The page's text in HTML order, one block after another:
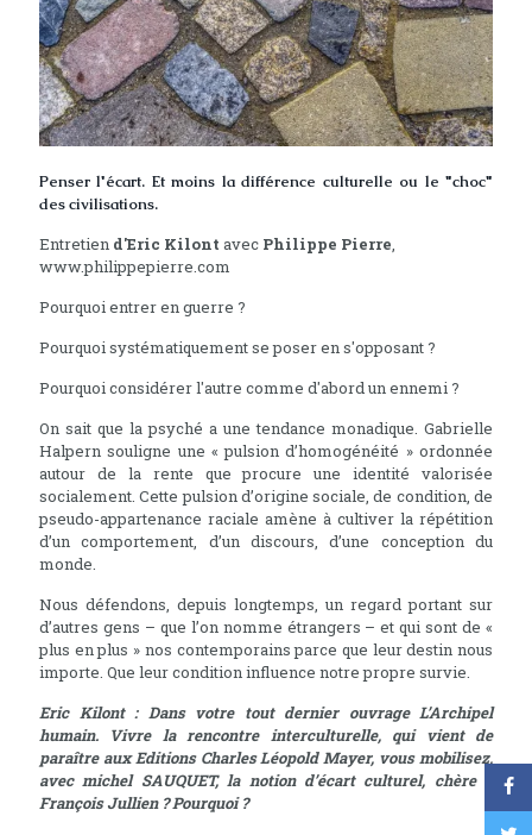
Penser l'écart. Et moins la différence culturelle ou le "choc"
des civilisations.
Entretien d'Eric Kilont avec Philippe Pierre,
www.philippepierre.com
Pourquoi entrer en guerre ?
Pourquoi systématiquement se poser en s'opposant ?
Pourquoi considérer l'autre comme d'abord un ennemi ?
On sait que la psyché a une tendance monadique. Gabrielle
Halpern souligne une « pulsion d’homogénéité » ordonnée
autour de la rente que procure une identité valorisée
socialement. Cette pulsion d’origine sociale, de condition, de
pseudo-appartenance raciale amène à cultiver la répétition
d’un comportement, d’un discours, d’une conception du
monde.
Nous défendons, depuis longtemps, un regard portant sur
d’autres gens – que l’on nomme étrangers – et qui sont de «
plus en plus » nos contemporains parce que leur destin nous
importe. Que leur condition influence notre propre survie.
Eric Kilont : Dans votre tout dernier ouvrage L’Archipel
humain. Vivre la rencontre interculturelle, qui vient de
paraître aux Editions Charles Léopold Mayer, vous mobilisez,
avec michel SAUQUET, la notion d’écart culturel, chère à
François Jullien ? Pourquoi ?